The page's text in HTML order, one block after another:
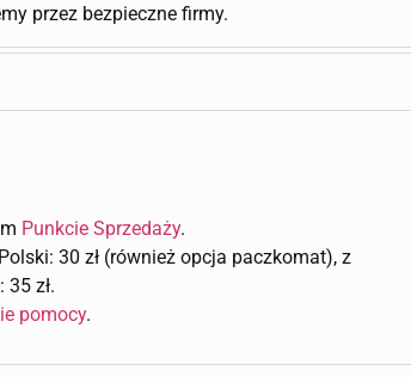
przez bezpieczne firmy.
Punkcie Sprzedaży.
30 zł (również opcja paczkomat), z
35 zł.
pomocy.